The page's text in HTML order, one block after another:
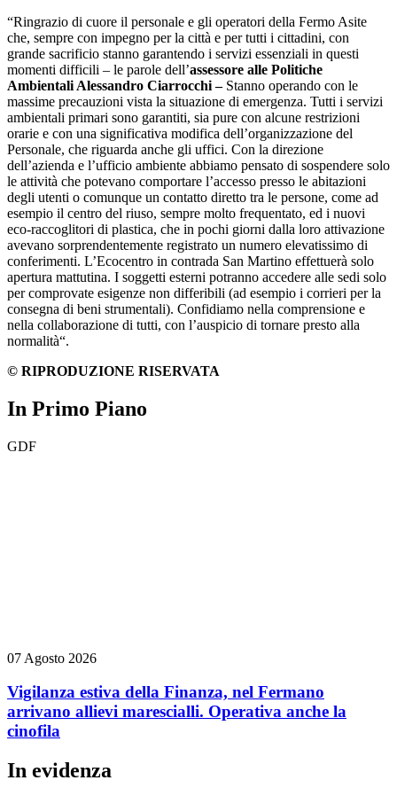
“Ringrazio di cuore il personale e gli operatori della Fermo Asite
che, sempre con impegno per la città e per tutti i cittadini, con
grande sacrificio stanno garantendo i servizi essenziali in questi
momenti difficili – le parole dell’assessore alle Politiche
Ambientali Alessandro Ciarrocchi –Stanno operando con le
massime precauzioni vista la situazione di emergenza. Tutti i servizi
ambientali primari sono garantiti, sia pure con alcune restrizioni
orarie e con una significativa modifica dell’organizzazione del
Personale, che riguarda anche gli uffici. Con la direzione
dell’azienda e l’ufficio ambiente abbiamo pensato di sospendere solo
le attività che potevano comportare l’accesso presso le abitazioni
degli utenti o comunque un contatto diretto tra le persone, come ad
esempio il centro del riuso, sempre molto frequentato, ed i nuovi
eco-raccoglitori di plastica, che in pochi giorni dalla loro attivazione
avevano sorprendentemente registrato un numero elevatissimo di
conferimenti. L’Ecocentro in contrada San Martino effettuerà solo
apertura mattutina. I soggetti esterni potranno accedere alle sedi solo
per comprovate esigenze non differibili (ad esempio i corrieri per la
consegna di beni strumentali). Confidiamo nella comprensione e
nella collaborazione di tutti, con l’auspicio di tornare presto alla
normalità“.
© RIPRODUZIONE RISERVATA
In Primo Piano
GDF
07 Agosto 2026
Vigilanza estiva della Finanza, nel Fermano
arrivano allievi marescialli. Operativa anche la
cinofila
In evidenza